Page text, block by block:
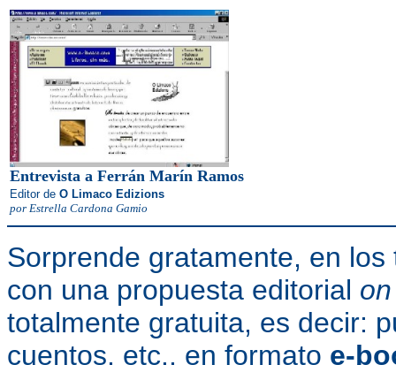
Entrevista a Ferrán Marín Ramos
Editor de O Limaco Edizions
por Estrella Cardona Gamio
Sorprende gratamente, en
con una propuesta editorial
totalmente gratuita, es decir:
cuentos, etc., en formato e-